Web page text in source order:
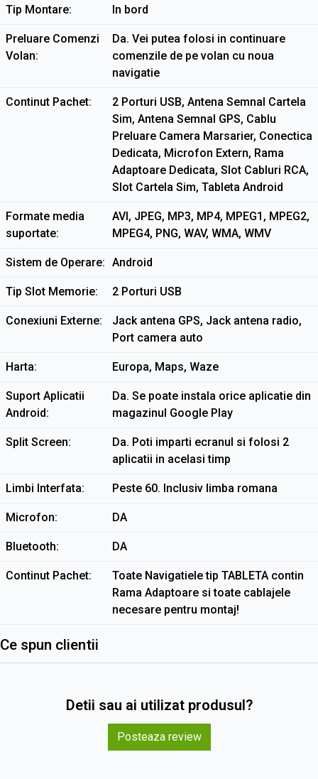
Tip Montare In bord
Preluare Comenzi
Volan
Da. Vei putea folosi in continuare
comenzile de pe volan cu noua
navigatie
Continut Pachet
2 Porturi USB, Antena Semnal Cartela
Sim, Antena Semnal GPS, Cablu
Preluare Camera Marsarier, Conectica
Dedicata, Microfon Extern, Rama
Adaptoare Dedicata, Slot Cabluri RCA,
Slot Cartela Sim, Tableta Android
Formate media
suportate
AVI, JPEG, MP3, MP4, MPEG1, MPEG2,
MPEG4, PNG, WAV, WMA, WMV
Sistem de Operare Android
Tip Slot Memorie 2 Porturi USB
Conexiuni Externe
Jack antena GPS, Jack antena radio,
Port camera auto
Harta Europa, Maps, Waze
Suport Aplicatii
Android
Da. Se poate instala orice aplicatie din
magazinul Google Play
Split Screen
Da. Poti imparti ecranul si folosi 2
aplicatii in acelasi timp
Limbi Interfata Peste 60. Inclusiv limba romana
Microfon DA
Bluetooth DA
Continut Pachet
Toate Navigatiele tip TABLETA contin
Rama Adaptoare si toate cablajele
necesare pentru montaj!
Ce spun clientii
Detii sau ai utilizat produsul?
Posteaza review